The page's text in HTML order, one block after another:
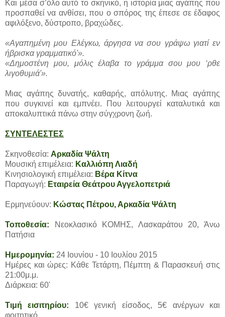
Και μέσα σ’όλο αυτό το σκηνικό, η ιστορία μιας αγάπης που
προσπαθεί να ανθίσει, που ο σπόρος της έπεσε σε έδαφος
αφιλόξενο, δύστροπο, βραχώδες.
«Αγαπημένη μου Ελέγκω, άργησα να σου γράψω γιατί εν
ήβρισκα γραμματικό'».
«Δημοστένη μου, μόλις έλαβα το γράμμα σου μου ‘ρθε
λιγοθυμιά'».
Μιας αγάπης δυνατής, καθαρής, απόλυτης. Μιας αγάπης
που συγκινεί και εμπνέει. Που λειτουργεί καταλυτικά και
αποκαλυπτικά πάνω στην σύγχρονη ζωή.
ΣΥΝΤΕΛΕΣΤΕΣ
Σκηνοθεσία: Αρκαδία Ψάλτη
Μουσική επιμέλεια: Καλλιόπη Λιαδή
Κινησιολογική επιμέλεια: Βέρα Κίτνα
Παραγωγή: Εταιρεία Θεάτρου Αγγελοπετριά
Ερμηνεύουν: Κώστας Πέτρου, Αρκαδία Ψάλτη
Τοποθεσία:
Νεοκλασικό ΚΟΜΗΣ, Λασκαράτου 20, Άνω
Πατήσια
Ημερομηνία: 24 Ιουνίου - 10 Ιουλίου 2015
Ημέρες και ώρες: Κάθε Τετάρτη, Πέμπτη & Παρασκευή στις
21:00μ.μ.
Διάρκεια: 60'
Τιμή εισιτηρίου: 10€ γενική είσοδος, 5€ ανέργων και
φοιτητικό